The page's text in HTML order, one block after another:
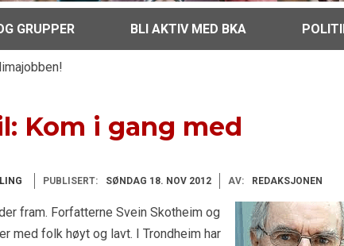
GRUPPER BLI AKTIV MED BKA
Kom i gang med
PUBLISERT: SØNDAG 18. NOV 2012 AV: REDAKSJONEN
fram. Forfatterne Svein Skotheim og
med folk høyt og lavt. I Trondheim har